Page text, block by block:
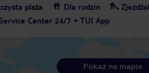
plaża
Dla rodzin
Center 24/7 + TUI App
Pokaż na mapie